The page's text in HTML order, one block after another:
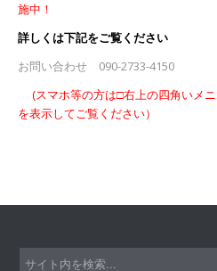
施中！
詳しくは下記をご覧ください
お問い合わせ 090-2733-4150
(スマホ等の方は□右上の四角いメ
を表示してご覧ください）